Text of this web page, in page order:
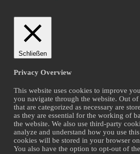
Schließen
Privacy Overview
This website uses cookies to improve
you navigate through the website. Out of
that are categorized as necessary are
as they are essential for the working of
the website. We also use third-party
analyze and understand how you use
cookies will be stored in your browser
You also have the option to opt-out of